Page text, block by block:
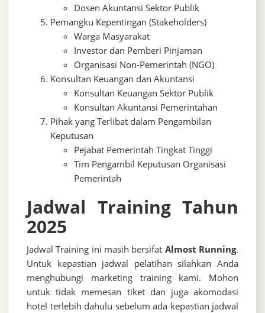
Dosen Akuntansi Sektor Publik
Pemangku Kepentingan (Stakeholders)
Warga Masyarakat
Investor dan Pemberi Pinjaman
Organisasi Non-Pemerintah (NGO)
Konsultan Keuangan dan Akuntansi
Konsultan Keuangan Sektor Publik
Konsultan Akuntansi Pemerintahan
Pihak yang Terlibat dalam Pengambilan
Keputusan
Pejabat Pemerintah Tingkat Tinggi
Tim Pengambil Keputusan Organisasi
Pemerintah
Jadwal Training Tahun
2025
Jadwal Training ini masih bersifat Almost Running.
Untuk kepastian jadwal pelatihan silahkan Anda
menghubungi marketing training kami. Mohon
untuk tidak memesan tiket dan juga akomodasi
hotel terlebih dahulu sebelum ada kepastian jadwal